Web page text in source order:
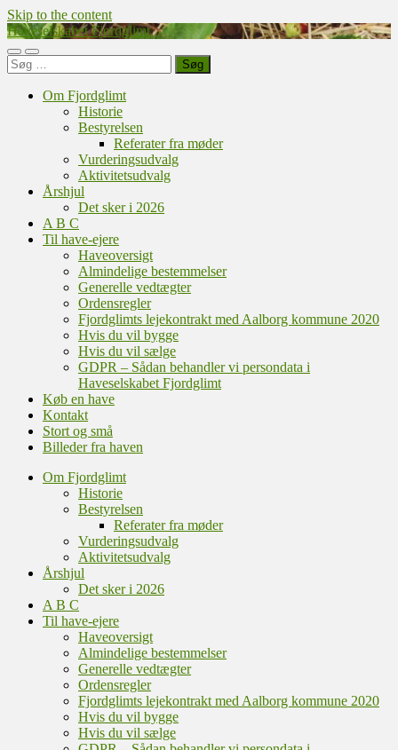
Skip to the content
Haveselskabet Fjordglimt
Toggle
mobile
Toggle
search
Søg
efter:
Om Fjordglimt
Historie
Bestyrelsen
Referater fra møder
Vurderingsudvalg
Aktivitetsudvalg
Årshjul
Det sker i 2026
A B C
Til have-ejere
Haveoversigt
Almindelige bestemmelser
Generelle vedtægter
Ordensregler
Fjordglimts lejekontrakt med Aalborg kommune 2020
Hvis du vil bygge
Hvis du vil sælge
GDPR – Sådan behandler vi persondata i
Haveselskabet Fjordglimt
Køb en have
Kontakt
Stort og små
Billeder fra haven
Om Fjordglimt
Historie
Bestyrelsen
Referater fra møder
Vurderingsudvalg
Aktivitetsudvalg
Årshjul
Det sker i 2026
A B C
Til have-ejere
Haveoversigt
Almindelige bestemmelser
Generelle vedtægter
Ordensregler
Fjordglimts lejekontrakt med Aalborg kommune 2020
Hvis du vil bygge
Hvis du vil sælge